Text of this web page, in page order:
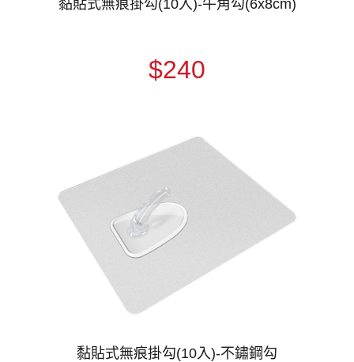
黏貼式無痕掛勾(10入)-牛角勾(6x8cm)
$240
黏貼式無痕掛勾(10入)-不鏽鋼勾